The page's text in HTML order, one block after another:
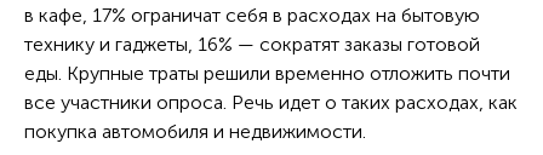
в кафе, 17% ограничат себя в расходах на бытовую
технику и гаджеты, 16% — сократят заказы готовой
еды. Крупные траты решили временно отложить почти
все участники опроса. Речь идет о таких расходах, как
покупка автомобиля и недвижимости.